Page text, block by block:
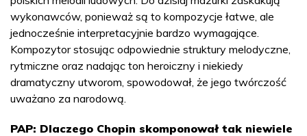
wykonawców, ponieważ są to kompozycje łatwe, ale
jednocześnie interpretacyjnie bardzo wymagające.
Kompozytor stosując odpowiednie struktury melodyczne,
rytmiczne oraz nadając ton heroiczny i niekiedy
dramatyczny utworom, spowodował, że jego twórczość
uważano za narodową.
PAP: Dlaczego Chopin skomponował tak niewiele